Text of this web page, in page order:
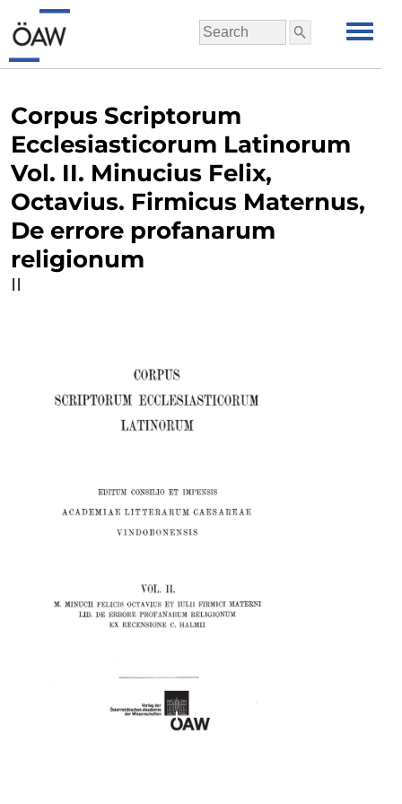
Corpus Scriptorum
Ecclesiasticorum Latinorum
Vol. II. Minucius Felix,
Octavius. Firmicus Maternus,
De errore profanarum
religionum
II